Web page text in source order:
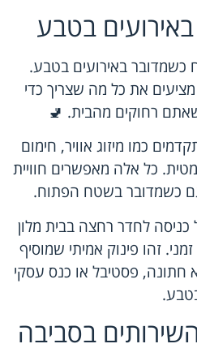
בטבע
כשמדובר באירועים בטבע.
מציעים את כל מה שצריך כדי
רחוקים מהבית. 🚽
כמו מיזוג אוויר, חימום
כל אלה מאפשרים חוויית
גם כשמדובר בשטח הפתוח.
לחדר רחצה בבית מלון
זהו פינוק אמיתי שמוסיף
חתונה, פסטיבל או כנס עסקי
בסביבה